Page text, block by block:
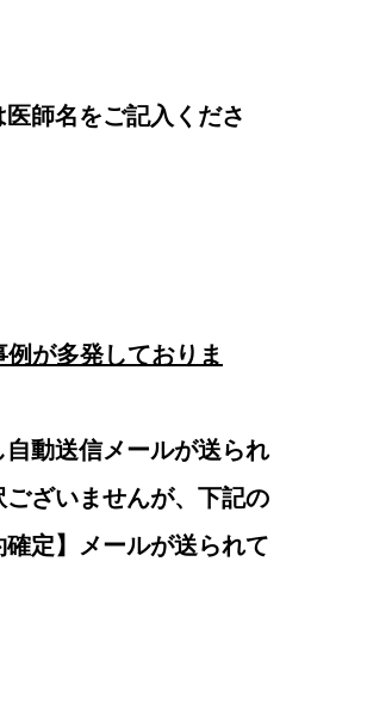
師名をご記入くださ
が多発しておりま
動送信メールが送られ
ざいませんが、下記の
定】メールが送られて